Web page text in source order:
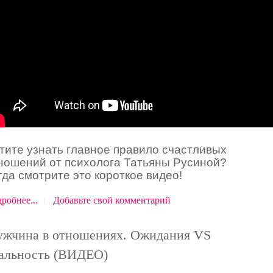
узнать главное правило счастливых
от психолога Татьяны Русиной?
смотрите это короткое видео!
Добавьте свой комментарий
в отношениях. Ожидания VS
(ВИДЕО)